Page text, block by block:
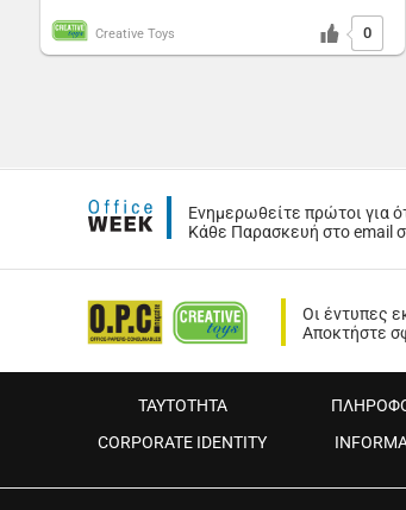
Creative Toys 0
Ενημερωθείτε πρώτοι για
Κάθε Παρασκευή στο email
Οι έντυπες
Αποκτήστε
ΤΑΥΤΟΤΗΤΑ
CORPORATE IDENTITY